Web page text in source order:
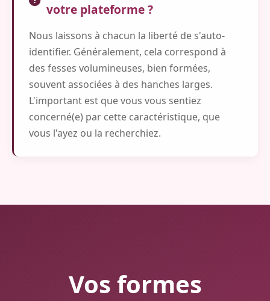
votre plateforme ?
Nous laissons à chacun la liberté de s'auto-
identifier. Généralement, cela correspond à
des fesses volumineuses, bien formées,
souvent associées à des hanches larges.
L'important est que vous vous sentiez
concerné(e) par cette caractéristique, que
vous l'ayez ou la recherchiez.
Vos formes